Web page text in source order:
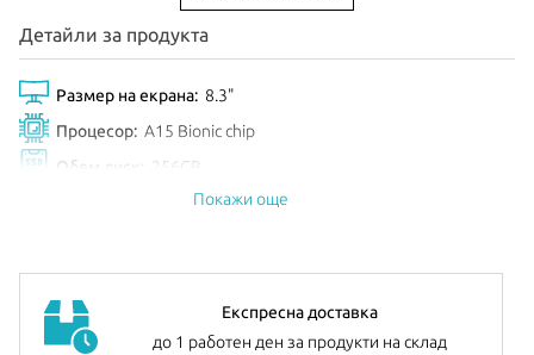
Детайли за продукта
Размер на екрана: 8.3"
Процесор: A15 Bionic chip
Обем диск:
256GB
Допълнителна информация: можете да намеритетук
iPad miniсе предлага в компактен размер с красив 8.3-инчов
Покажи още
Експресна доставка
до 1 работен ден за продукти на склад